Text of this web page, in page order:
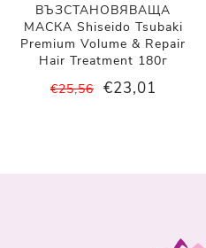
ВЪЗСТАНОВЯВАЩА
МАСКА Shiseido Tsubaki
Premium Volume & Repair
Hair Treatment 180г
€25,56 €23,01